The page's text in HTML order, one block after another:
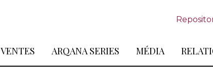
VENTES ARQANA SERIES MÉDIA